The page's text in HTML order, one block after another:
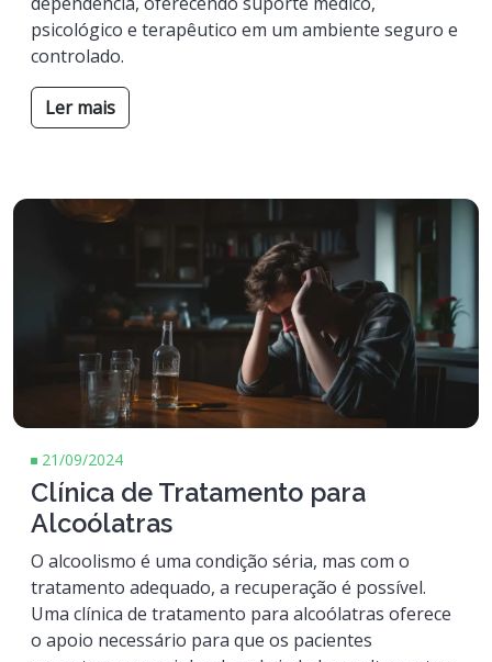
psicológico e terapêutico em um ambiente seguro e
controlado.
Ler mais
21/09/2024
Clínica de Tratamento para
Alcoólatras
O alcoolismo é uma condição séria, mas com o
tratamento adequado, a recuperação é possível.
Uma clínica de tratamento para alcoólatras oferece
o apoio necessário para que os pacientes